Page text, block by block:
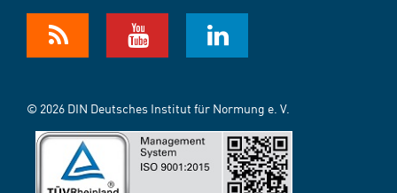
© 2026 DIN Deutsches Institut für Normung e. V.